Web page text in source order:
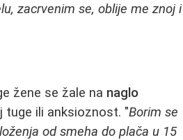
zacrvenim se, oblije me znoj i
žene se žale na naglo
tuge ili anksioznost. "Borim se
od smeha do plača u 15